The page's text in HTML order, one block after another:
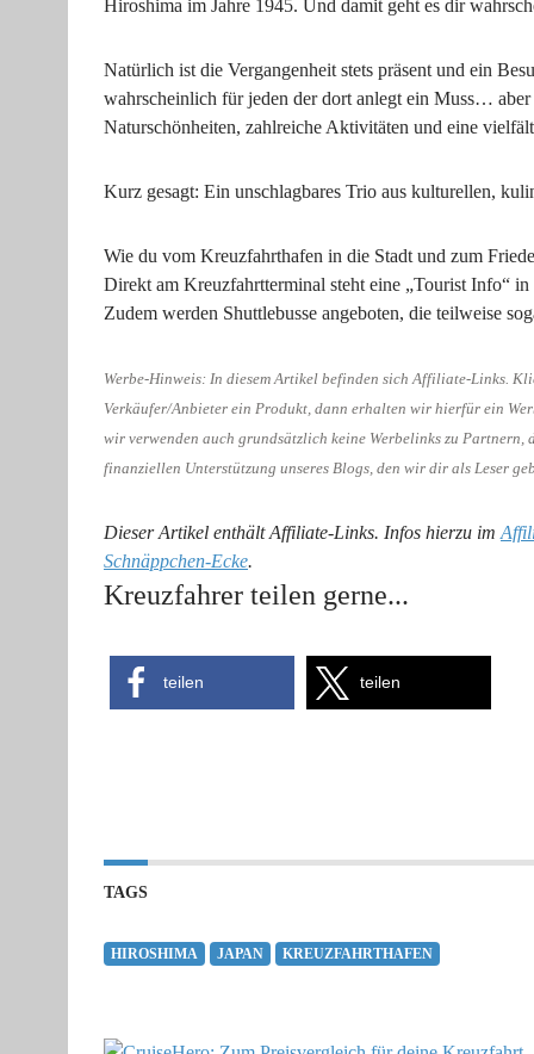
Hiroshima im Jahre 1945. Und damit geht es dir
Natürlich ist die Vergangenheit stets präsent und ein
wahrscheinlich für jeden der dort anlegt ein Muss…
Naturschönheiten, zahlreiche Aktivitäten und eine
Kurz gesagt: Ein unschlagbares Trio aus kulturellen,
Wie du vom Kreuzfahrthafen in die Stadt und zum
Direkt am Kreuzfahrtterminal steht eine „Tourist Info“
Zudem werden Shuttlebusse angeboten, die teilweise
Werbe-Hinweis: In diesem Artikel befinden sich Affiliate-Links.
Verkäufer/Anbieter ein Produkt, dann erhalten wir hierfür ein
wir verwenden auch grundsätzlich keine Werbelinks zu
finanziellen Unterstützung unseres Blogs, den wir dir als Leser
Dieser Artikel enthält Affiliate-Links. Infos hierzu im
Schnäppchen-Ecke.
Kreuzfahrer teilen gerne...
teilen teilen
TAGS
HIROSHIMA JAPAN KREUZFAHRTHAFEN